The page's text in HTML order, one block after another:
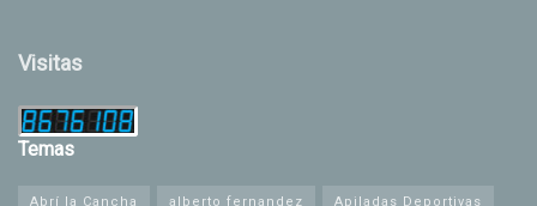
Visitas
Temas
Abrí la Cancha alberto fernandez Apiladas Deportivas